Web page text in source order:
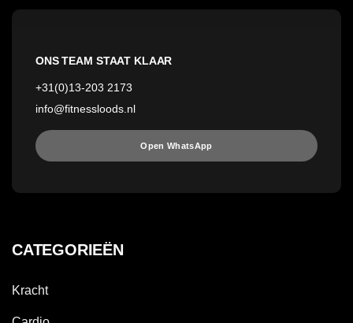
ONS TEAM STAAT KLAAR
+31(0)13-203 2173
info@fitnessloods.nl
Open WhatsApp
CATEGORIEËN
Kracht